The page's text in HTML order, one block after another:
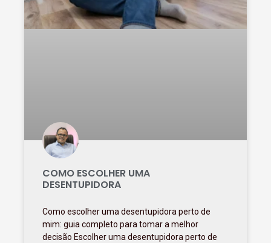
COMO ESCOLHER UMA
DESENTUPIDORA
Como escolher uma desentupidora perto de
mim: guia completo para tomar a melhor
decisão Escolher uma desentupidora perto de